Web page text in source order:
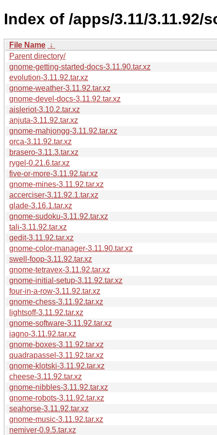
Index of /apps/3.11/3.11.92/
File Name ↓
Parent directory/
gnome-getting-started-docs-3.11.90.tar.xz
evolution-3.11.92.tar.xz
gnome-weather-3.11.92.tar.xz
gnome-devel-docs-3.11.92.tar.xz
aisleriot-3.10.2.tar.xz
anjuta-3.11.92.tar.xz
gnome-mahjongg-3.11.92.tar.xz
orca-3.11.92.tar.xz
brasero-3.11.3.tar.xz
rygel-0.21.6.tar.xz
five-or-more-3.11.92.tar.xz
gnome-mines-3.11.92.tar.xz
accerciser-3.11.92.1.tar.xz
glade-3.16.1.tar.xz
gnome-sudoku-3.11.92.tar.xz
tali-3.11.92.tar.xz
gedit-3.11.92.tar.xz
gnome-color-manager-3.11.90.tar.xz
swell-foop-3.11.92.tar.xz
gnome-tetravex-3.11.92.tar.xz
gnome-initial-setup-3.11.92.tar.xz
four-in-a-row-3.11.92.tar.xz
gnome-chess-3.11.92.tar.xz
lightsoff-3.11.92.tar.xz
gnome-software-3.11.92.tar.xz
iagno-3.11.92.tar.xz
gnome-boxes-3.11.92.tar.xz
quadrapassel-3.11.92.tar.xz
gnome-klotski-3.11.92.tar.xz
cheese-3.11.92.tar.xz
gnome-nibbles-3.11.92.tar.xz
gnome-robots-3.11.92.tar.xz
seahorse-3.11.92.tar.xz
gnome-music-3.11.92.tar.xz
nemiver-0.9.5.tar.xz